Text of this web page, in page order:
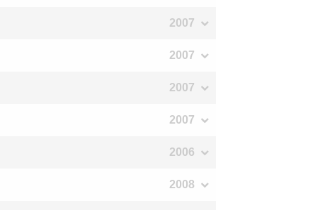
2007
2007
2007
2007
2006
2008